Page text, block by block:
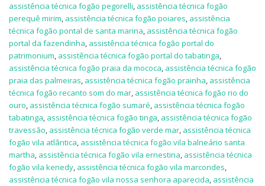
assistência técnica fogão pegorelli, assistência técnica fogão
perequê mirim, assistência técnica fogão poiares, assistência
técnica fogão pontal de santa marina, assistência técnica fogão
portal da fazendinha, assistência técnica fogão portal do
patrimonium, assistência técnica fogão portal do tabatinga,
assistência técnica fogão praia da mococa, assistência técnica fogão
praia das palmeiras, assistência técnica fogão prainha, assistência
técnica fogão recanto som do mar, assistência técnica fogão rio do
ouro, assistência técnica fogão sumaré, assistência técnica fogão
tabatinga, assistência técnica fogão tinga, assistência técnica fogão
travessão, assistência técnica fogão verde mar, assistência técnica
fogão vila atlântica, assistência técnica fogão vila balneário santa
martha, assistência técnica fogão vila ernestina, assistência técnica
fogão vila kenedy, assistência técnica fogão vila marcondes,
assistência técnica fogão vila nossa senhora aparecida, assistência